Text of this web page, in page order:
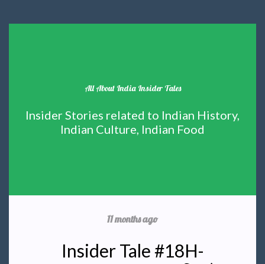
All About India Insider Tales
Insider Stories related to Indian History,
Indian Culture, Indian Food
11 months ago
Insider Tale #18H-